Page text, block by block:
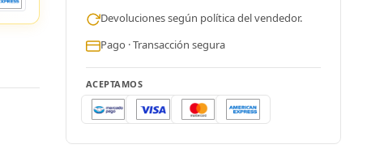
Devoluciones según política del vendedor.
Pago · Transacción segura
ACEPTAMOS